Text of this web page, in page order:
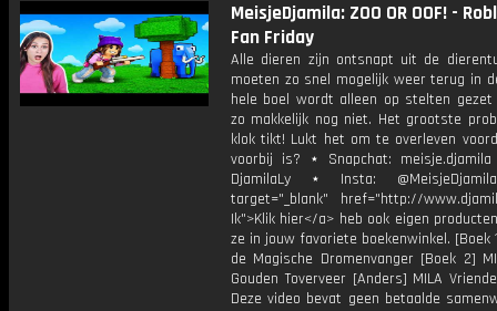
MeisjeDjamila: ZOO OR OOF! -
Fan Friday
Alle dieren zijn ontsnapt uit de
moeten zo snel mogelijk weer terug in
hele boel wordt alleen op stelten
zo makkelijk nog niet. Het grootste
klok tikt! Lukt het om te overleven
voorbij is? ⋆ Snapchat: meisje.djamila
DjamilaLy ⋆ Insta:
target="_blank" href="http://
Ik">Klik hier</a> heb ook eigen
ze in jouw favoriete boekenwinkel. [Boek
de Magische Dromenvanger [Boek 2]
Gouden Toverveer [Anders] MILA
Deze video bevat geen betaalde